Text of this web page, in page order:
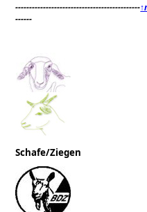
---------------------------------------------
------
Schafe/Ziegen